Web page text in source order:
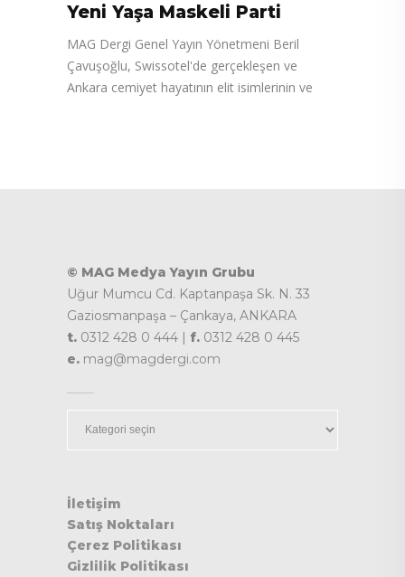
Yeni Yaşa Maskeli Parti
MAG Dergi Genel Yayın Yönetmeni Beril
Çavuşoğlu, Swissotel'de gerçekleşen ve
Ankara cemiyet hayatının elit isimlerinin ve
© MAG Medya Yayın Grubu
Uğur Mumcu Cd. Kaptanpaşa Sk. N. 33
Gaziosmanpaşa – Çankaya, ANKARA
t. 0312 428 0 444 | f. 0312 428 0 445
e. mag@magdergi.com
İletişim
Satış Noktaları
Çerez Politikası
Gizlilik Politikası